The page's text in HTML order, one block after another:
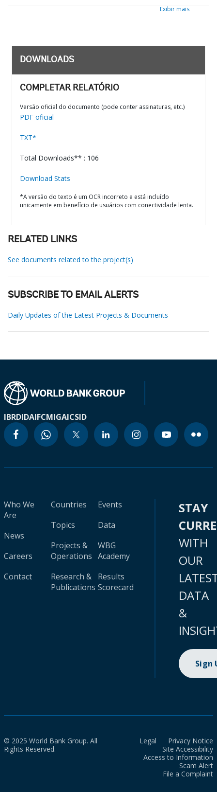
Exibir mais
DOWNLOADS
COMPLETAR RELATÓRIO
Versão oficial do documento (pode conter assinaturas, etc.)
PDF oficial
TXT*
Total Downloads** : 106
Download Stats
*A versão do texto é um OCR incorreto e está incluído
unicamente em benefício de usuários com conectividade lenta.
RELATED LINKS
See documents related to the project(s)
SUBSCRIBE TO EMAIL ALERTS
Daily Updates of the Latest Projects & Documents
IBRDIDAIFCMIGAICSID
Who We
Are
News
Careers
Contact
Countries
Topics
Projects &
Operations
Research &
Publications
Events
Data
WBG
Academy
Results
Scorecard
STAY
WITH
OUR
DATA
&
Sign
© 2025 World Bank Group. All
Rights Reserved.
Legal
Privacy Notice
Site Accessibility
Access to Information
Scam Alert
File a Complaint